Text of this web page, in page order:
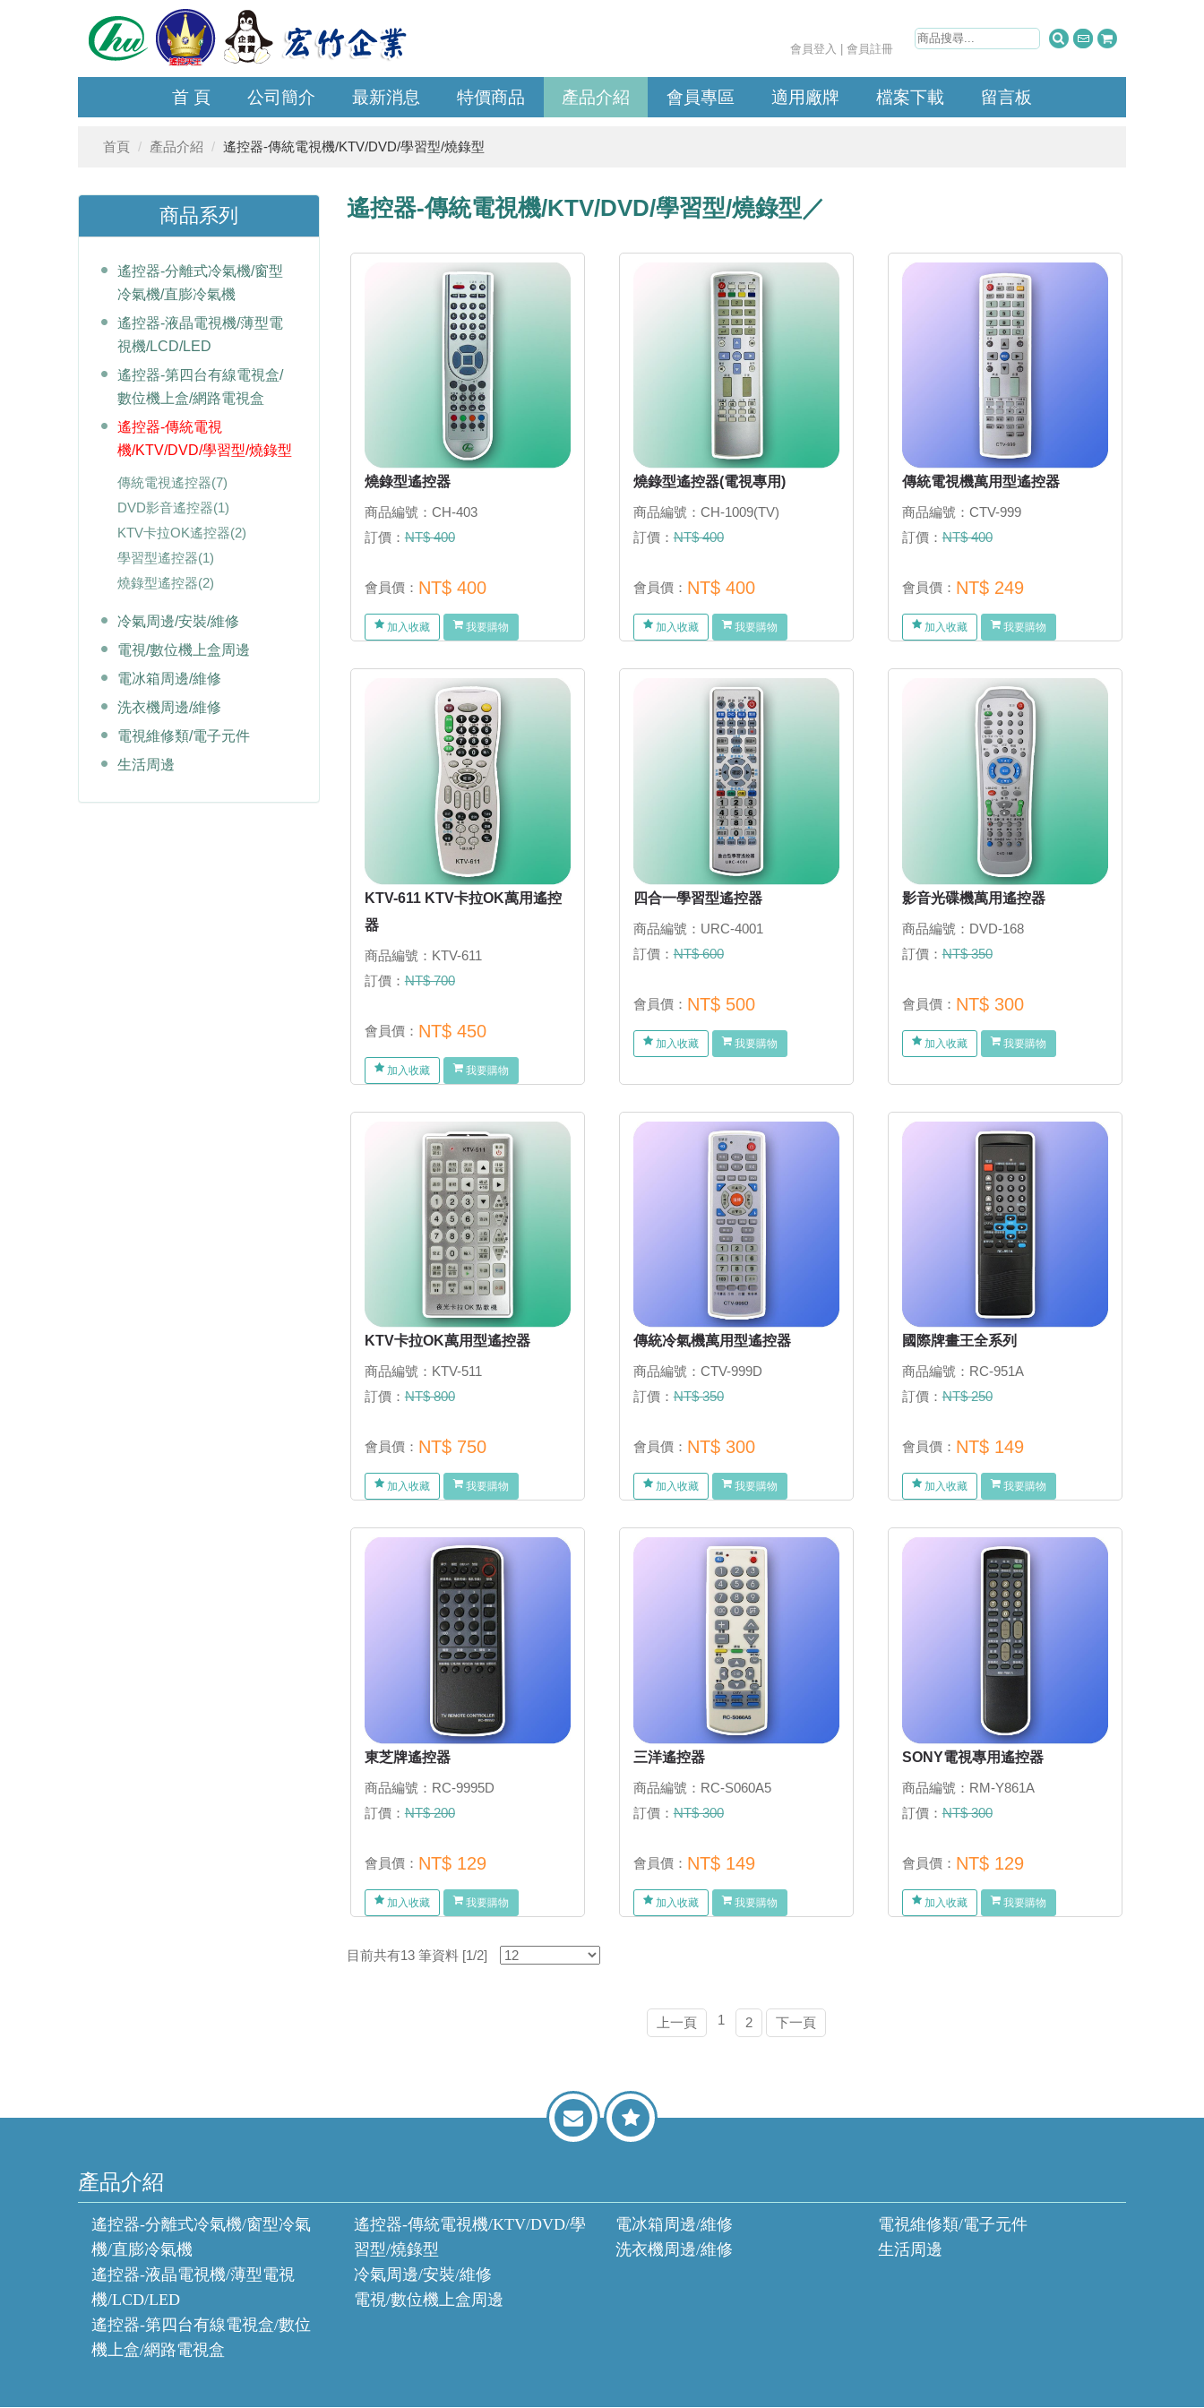
會員登入 |會員註冊
首 頁 公司簡介 最新消息 特價商品 產品介紹 會員專區 適用廠牌 檔案下載 留言板
首頁 產品介紹 遙控器-傳統電視機/KTV/DVD/學習型/燒錄型
商品系列
遙控器-分離式冷氣機/窗型
冷氣機/直膨冷氣機
遙控器-液晶電視機/薄型電
視機/LCD/LED
遙控器-第四台有線電視盒/
數位機上盒/網路電視盒
遙控器-傳統電視
機/KTV/DVD/學習型/燒錄型
傳統電視遙控器(7)
DVD影音遙控器(1)
KTV卡拉OK遙控器(2)
學習型遙控器(1)
燒錄型遙控器(2)
冷氣周邊/安裝/維修
電視/數位機上盒周邊
電冰箱周邊/維修
洗衣機周邊/維修
電視維修類/電子元件
生活周邊
遙控器-傳統電視機/KTV/DVD/學習型/燒錄型／
燒錄型遙控器
商品編號：CH-403
訂價：NT$ 400
會員價： NT$ 400
加入收藏 我要購物
燒錄型遙控器(電視專用)
商品編號：CH-1009(TV)
訂價：NT$ 400
會員價： NT$ 400
加入收藏 我要購物
傳統電視機萬用型遙控器
商品編號：CTV-999
訂價：NT$ 400
會員價： NT$ 249
加入收藏 我要購物
KTV-611 KTV卡拉OK萬用遙控
器
商品編號：KTV-611
訂價：NT$ 700
會員價： NT$ 450
加入收藏 我要購物
四合一學習型遙控器
商品編號：URC-4001
訂價：NT$ 600
會員價： NT$ 500
加入收藏 我要購物
影音光碟機萬用遙控器
商品編號：DVD-168
訂價：NT$ 350
會員價： NT$ 300
加入收藏 我要購物
KTV卡拉OK萬用型遙控器
商品編號：KTV-511
訂價：NT$ 800
會員價： NT$ 750
加入收藏 我要購物
傳統冷氣機萬用型遙控器
商品編號：CTV-999D
訂價：NT$ 350
會員價： NT$ 300
加入收藏 我要購物
國際牌畫王全系列
商品編號：RC-951A
訂價：NT$ 250
會員價： NT$ 149
加入收藏 我要購物
東芝牌遙控器
商品編號：RC-9995D
訂價：NT$ 200
會員價： NT$ 129
加入收藏 我要購物
三洋遙控器
商品編號：RC-S060A5
訂價：NT$ 300
會員價： NT$ 149
加入收藏 我要購物
SONY電視專用遙控器
商品編號：RM-Y861A
訂價：NT$ 300
會員價： NT$ 129
加入收藏 我要購物
目前共有13 筆資料 [1/2]
上一頁 1 2 下一頁
產品介紹
遙控器-分離式冷氣機/窗型冷氣
機/直膨冷氣機
遙控器-液晶電視機/薄型電視
機/LCD/LED
遙控器-第四台有線電視盒/數位
機上盒/網路電視盒
遙控器-傳統電視機/KTV/DVD/學
習型/燒錄型
冷氣周邊/安裝/維修
電視/數位機上盒周邊
電冰箱周邊/維修
洗衣機周邊/維修
電視維修類/電子元件
生活周邊